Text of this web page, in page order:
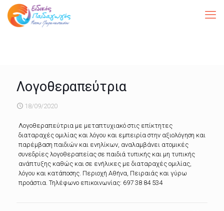
Λογοθεραπεύτρια
18/09/2020
Λογοθεραπεύτρια με μεταπτυχιακό στις επίκτητες
διαταραχές ομιλίας και λόγου και εμπειρία στην αξιολόγηση και
παρέμβαση παιδιών και ενηλίκων, αναλαμβάνει ατομικές
συνεδρίες λογοθεραπείας σε παιδιά τυπικής και μη τυπικής
ανάπτυξης καθώς και σε ενήλικες με διαταραχές ομιλίας,
λόγου και κατάποσης. Περιοχή Αθήνα, Πειραιάς και γύρω
προάστια. Τηλέφωνο επικοινωνίας: 697 38 84 534